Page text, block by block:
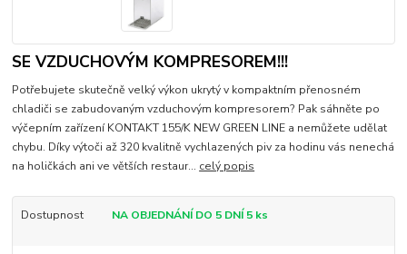
SE VZDUCHOVÝM KOMPRESOREM!!!
Potřebujete skutečně velký výkon ukrytý v kompaktním přenosném
chladiči se zabudovaným vzduchovým kompresorem? Pak sáhněte po
výčepním zařízení KONTAKT 155/K NEW GREEN LINE a nemůžete udělat
chybu. Díky výtoči až 320 kvalitně vychlazených piv za hodinu vás nenechá
na holičkách ani ve větších restaur... celý popis
Dostupnost NA OBJEDNÁNÍ DO 5 DNÍ 5 ks